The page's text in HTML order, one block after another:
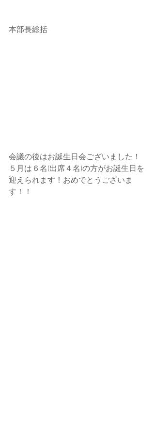
本部長総括
会議の後はお誕生日会ございました！
５月は６名(出席４名)の方がお誕生日を
迎えられます！おめでとうございま
す！！